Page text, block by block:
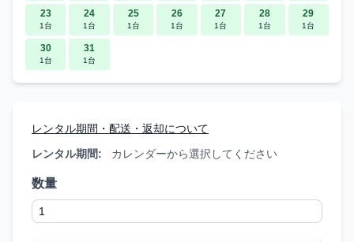
23
1台
24
1台
25
1台
26
1台
27
1台
28
1台
29
1台
30
1台
31
1台
レンタル期間・配送・返却について
レンタル期間:
カレンダーから選択してください
数量